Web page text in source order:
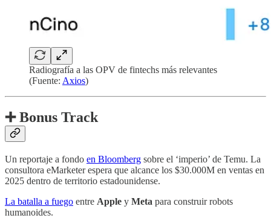
Radiografía a las OPV de fintechs más relevantes
(Fuente: Axios)
➕ Bonus Track
Un reportaje a fondo en Bloomberg sobre el ‘imperio’ de Temu. La
consultora eMarketer espera que alcance los $30.000M en ventas en
2025 dentro de territorio estadounidense.
La batalla a fuego entre Apple y Meta para construir robots
humanoides.